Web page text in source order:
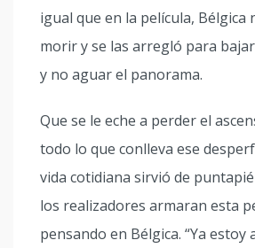
igual que en la película, Bélgica
morir y se las arregló para
y no aguar el panorama.
Que se le eche a perder el
todo lo que conlleva ese
vida cotidiana sirvió de
los realizadores armaran esta
pensando en Bélgica. “Ya estoy